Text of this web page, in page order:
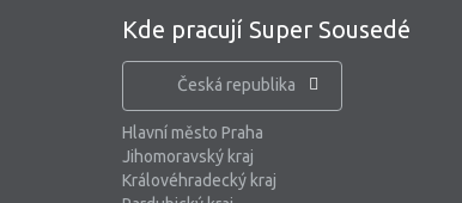
Kde pracují Super Sousedé
Česká republika
Hlavní město Praha
Jihomoravský kraj
Královéhradecký kraj